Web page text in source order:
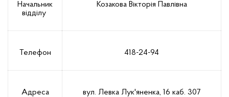
Начальник
відділу
Козакова Вікторія Павлівна
Телефон 418-24-94
Адреса вул. Левка Лук'яненка, 16 каб. 307